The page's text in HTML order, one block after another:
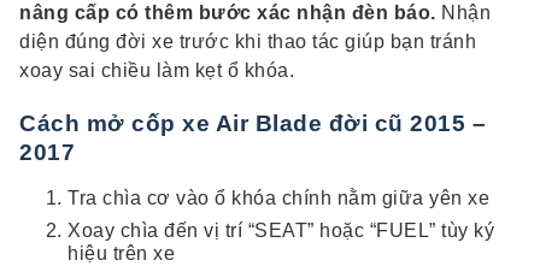
nâng cấp có thêm bước xác nhận đèn báo. Nhận
diện đúng đời xe trước khi thao tác giúp bạn tránh
xoay sai chiều làm kẹt ổ khóa.
Cách mở cốp xe Air Blade đời cũ 2015 –
2017
Tra chìa cơ vào ổ khóa chính nằm giữa yên xe
Xoay chìa đến vị trí “SEAT” hoặc “FUEL” tùy ký
hiệu trên xe